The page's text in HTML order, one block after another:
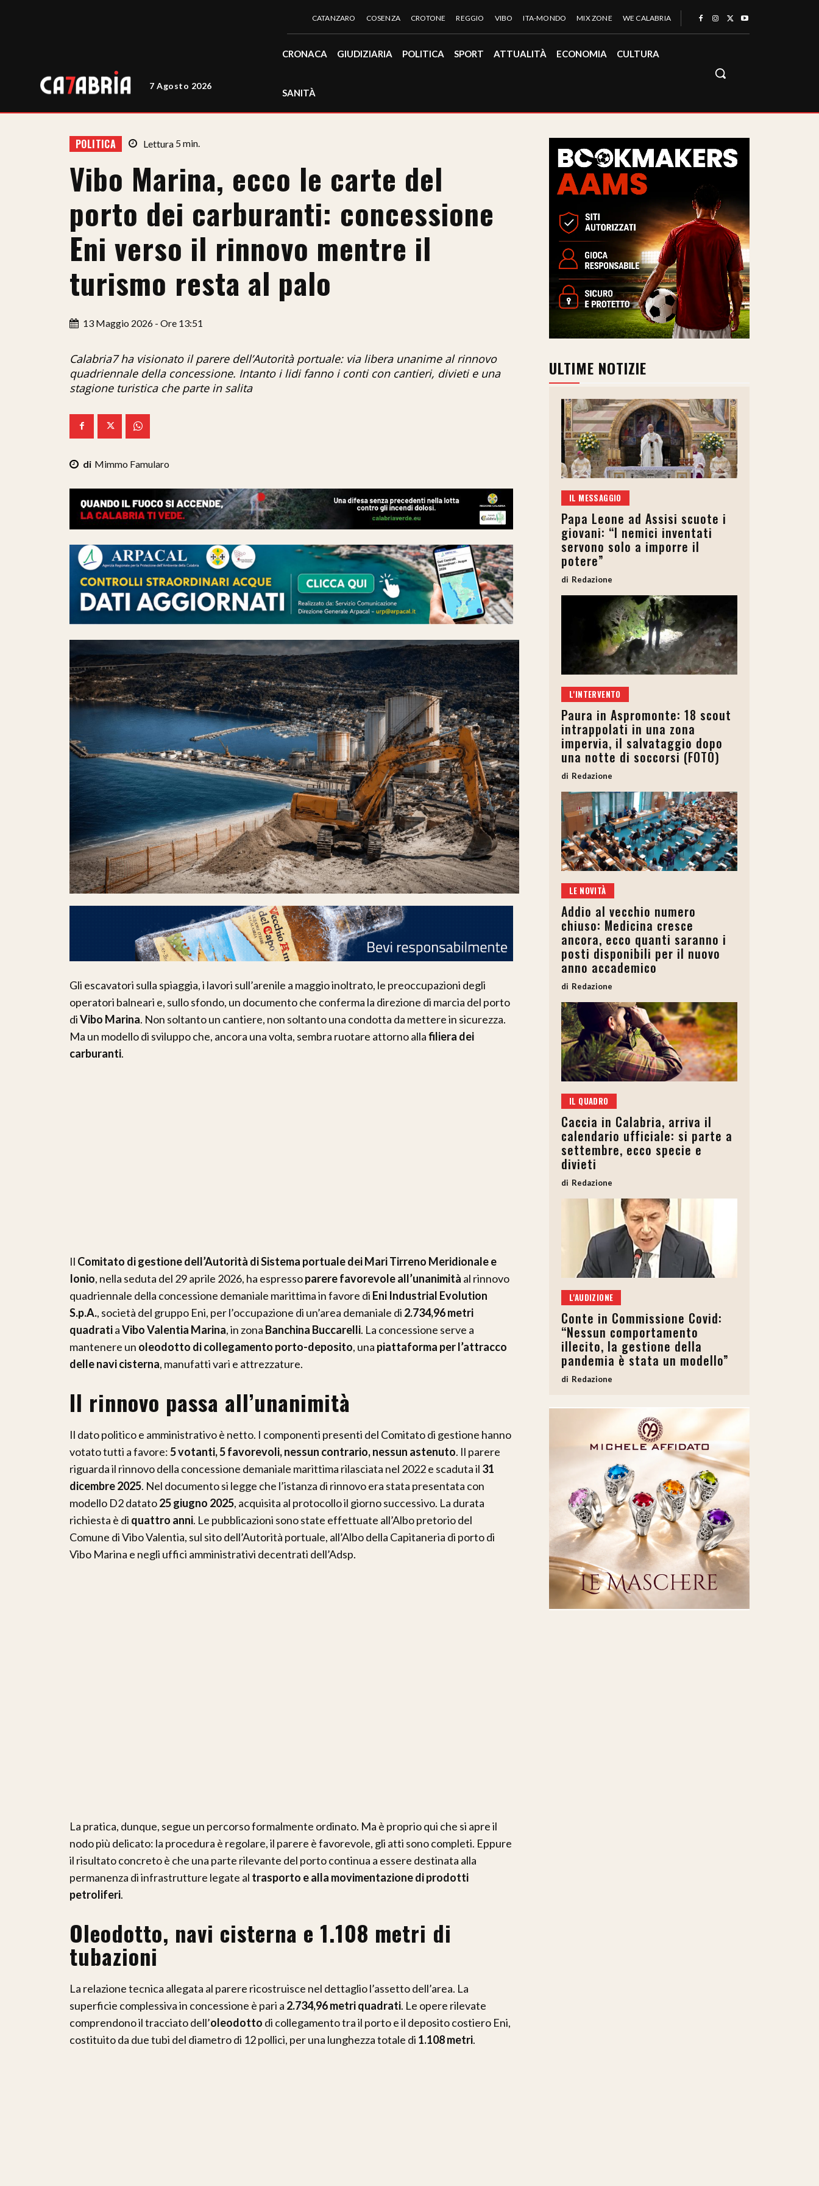
7 Agosto 2026
CATANZARO COSENZA CROTONE REGGIO VIBO ITA-MONDO MIX ZONE WE CALABRIA
CRONACA GIUDIZIARIA POLITICA SPORT ATTUALITÀ ECONOMIA CULTURA
SANITÀ
POLITICA Lettura 5min.
Vibo Marina, ecco le carte del
porto dei carburanti: concessione
Eni verso il rinnovo mentre il
turismo resta al palo
13 Maggio 2026 - Ore 13:51
Calabria7 ha visionato il parere dell’Autorità portuale: via libera unanime al rinnovo
quadriennale della concessione. Intanto i lidi fanno i conti con cantieri, divieti e una
stagione turistica che parte in salita
Mimmo Famularo
Gli escavatori sulla spiaggia, i lavori sull’arenile a maggio inoltrato, le preoccupazioni degli
operatori balneari e, sullo sfondo, un documento che conferma la direzione di marcia del porto
diVibo Marina. Non soltanto un cantiere, non soltanto una condotta da mettere in sicurezza.
Ma un modello di sviluppo che, ancora una volta, sembra ruotare attorno allafiliera dei
carburanti.
Il Comitato di gestione dell’Autorità di Sistema portuale dei Mari Tirreno Meridionale e
Ionio, nella seduta del 29 aprile 2026, ha espressoparere favorevole all’unanimità al rinnovo
quadriennale della concessione demaniale marittima in favore di Eni Industrial Evolution
S.p.A., società del gruppo Eni, per l’occupazione di un’area demaniale di 2.734,96 metri
quadratiaVibo Valentia Marina, in zona Banchina Buccarelli. La concessione serve a
mantenere un oleodotto di collegamento porto-deposito, una piattaforma per l’attracco
delle navi cisterna, manufatti vari e attrezzature.
Il rinnovo passa all’unanimità
Il dato politico e amministrativo è netto. I componenti presenti del Comitato di gestione hanno
votato tutti a favore:5 votanti, 5 favorevoli, nessun contrario, nessun astenuto. Il parere
riguarda il rinnovo della concessione demaniale marittima rilasciata nel 2022 e scaduta il 31
dicembre 2025. Nel documento si legge che l’istanza di rinnovo era stata presentata con
modello D2 datato25 giugno 2025, acquisita al protocollo il giorno successivo. La durata
richiesta è di quattro anni. Le pubblicazioni sono state effettuate all’Albo pretorio del
Comune di Vibo Valentia, sul sito dell’Autorità portuale, all’Albo della Capitaneria di porto di
Vibo Marina e negli uffici amministrativi decentrati dell’Adsp.
La pratica, dunque, segue un percorso formalmente ordinato. Ma è proprio qui che si apre il
nodo più delicato: la procedura è regolare, il parere è favorevole, gli atti sono completi. Eppure
il risultato concreto è che una parte rilevante del porto continua a essere destinata alla
permanenza di infrastrutture legate al trasporto e alla movimentazione di prodotti
petroliferi.
Oleodotto, navi cisterna e 1.108 metri di
tubazioni
La relazione tecnica allegata al parere ricostruisce nel dettaglio l’assetto dell’area. La
superficie complessiva in concessione è pari a 2.734,96 metri quadrati. Le opere rilevate
comprendono il tracciato dell’oleodotto di collegamento tra il porto e il deposito costiero Eni,
costituito da due tubi del diametro di 12 pollici, per una lunghezza totale di 1.108 metri.
ULTIME NOTIZIE
IL MESSAGGIO
Papa Leone ad Assisi scuote i
giovani: “I nemici inventati
servono solo a imporre il
potere”
Redazione
L'INTERVENTO
Paura in Aspromonte: 18 scout
intrappolati in una zona
impervia, il salvataggio dopo
una notte di soccorsi (FOTO)
Redazione
LE NOVITÀ
Addio al vecchio numero
chiuso: Medicina cresce
ancora, ecco quanti saranno i
posti disponibili per il nuovo
anno accademico
Redazione
IL QUADRO
Caccia in Calabria, arriva il
calendario ufficiale: si parte a
settembre, ecco specie e
divieti
Redazione
L'AUDIZIONE
Conte in Commissione Covid:
“Nessun comportamento
illecito, la gestione della
pandemia è stata un modello”
Redazione